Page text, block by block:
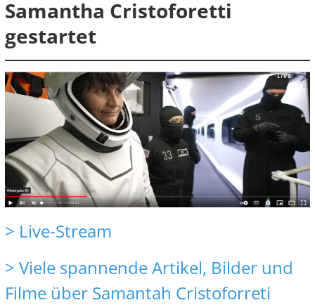
Samantha Cristoforetti
gestartet
> Live-Stream
> Viele spannende Artikel, Bilder und
Filme über Samantah Cristoforreti